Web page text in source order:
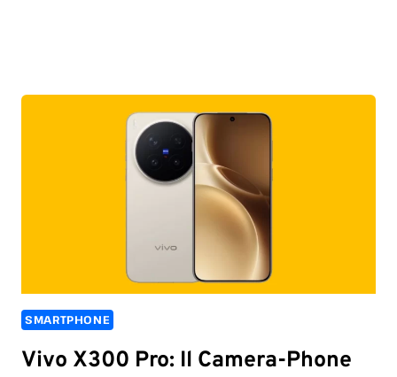
SMARTPHONE
Vivo X300 Pro: Il Camera-Phone